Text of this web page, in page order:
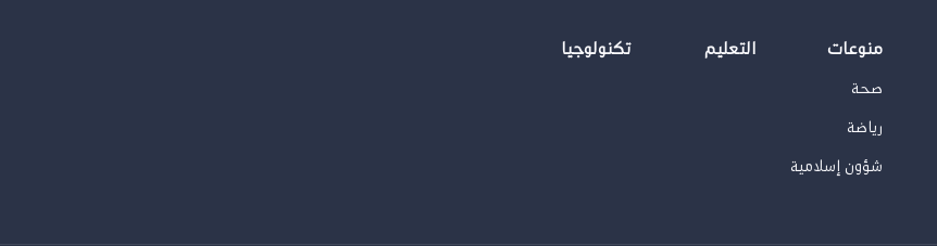
منوعات
صحة
رياضة
شؤون إسلامية
التعليم تكنولوجيا